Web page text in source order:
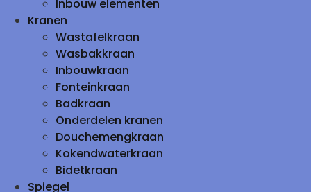
Inbouw elementen
Kranen
Wastafelkraan
Wasbakkraan
Inbouwkraan
Fonteinkraan
Badkraan
Onderdelen kranen
Douchemengkraan
Kokendwaterkraan
Bidetkraan
Spiegel